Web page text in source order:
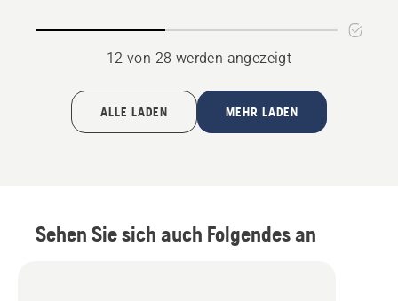
12 von 28 werden angezeigt
ALLE LADEN MEHR LADEN
Sehen Sie sich auch Folgendes an